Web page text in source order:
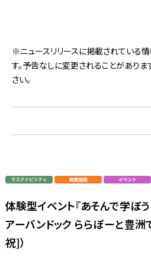
※ニュースリリースに掲載されている
す。予告なしに変更されることがありま
さい。
体験型イベント『あそんで学ぼ
アーバンドック ららぽーと豊洲
祝]）